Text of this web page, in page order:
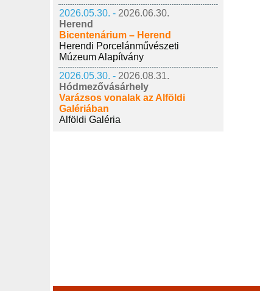
2026.05.30. - 2026.06.30.
Herend
Bicentenárium – Herend
Herendi Porcelánművészeti
Múzeum Alapítvány
2026.05.30. - 2026.08.31.
Hódmezővásárhely
Varázsos vonalak az Alföldi
Galériában
Alföldi Galéria